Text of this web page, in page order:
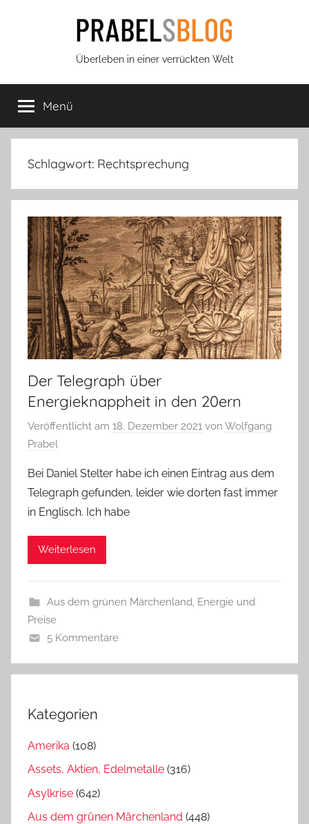
Prabels
Blog
Überleben in einer verrückten Welt
Menü
Schlagwort: Rechtsprechung
Der Telegraph über
Energieknappheit in den 20ern
Veröffentlicht am 18. Dezember 2021 von Wolfgang
Prabel
Bei Daniel Stelter habe ich einen Eintrag aus dem
Telegraph gefunden, leider wie dorten fast immer
in Englisch. Ich habe
Weiterlesen
Aus dem grünen Märchenland, Energie und
Preise
5 Kommentare
Kategorien
Amerika (108)
Assets, Aktien, Edelmetalle (316)
Asylkrise (642)
Aus dem grünen Märchenland (448)